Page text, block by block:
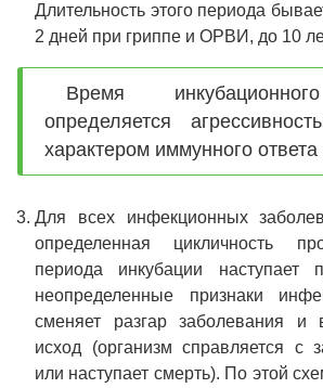
Длительность этого периода
2 дней при гриппе и ОРВИ, до 10
Время
определяется
характером иммунного ответа
Для всех инфекционных
определенная цикличность
периода инкубации наступает
неопределенные признаки
сменяет разгар заболевания и
исход (организм справляется с
или наступает смерть). По этой